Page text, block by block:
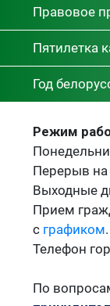
Правовое
Пятилетка
Год
Режим
Перерыв на
Выходные
Прием
с графиком.
Телефон
По